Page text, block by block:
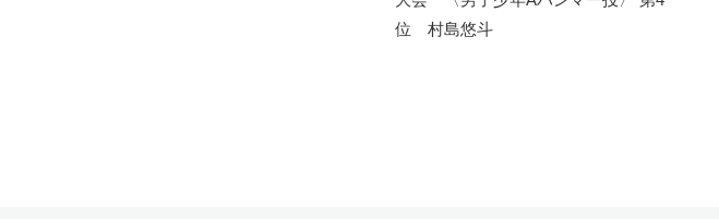
位 村島悠斗